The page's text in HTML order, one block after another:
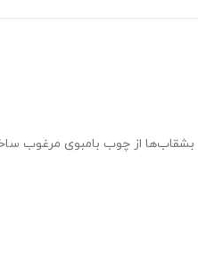
از چوب بامبوی مرغوب